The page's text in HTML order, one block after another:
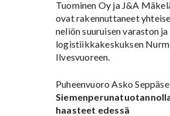
Tuominen Oy ja J&A
ovat rakennuttaneet
neliön suuruisen varaston ja
logistiikkakeskuksen
Ilvesvuoreen.
Puheenvuoro Asko
haasteet edessä